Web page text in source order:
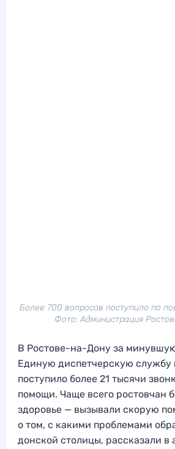
Более 700 вопросов поступило по
Фото: Администрация
В Ростове-на-Дону за
Единую диспетчерскую службу
поступило более 21 тысячи
помощи. Чаще всего ростовчан
здоровье — вызывали скорую
о том, с какими проблемами
донской столицы, рассказали